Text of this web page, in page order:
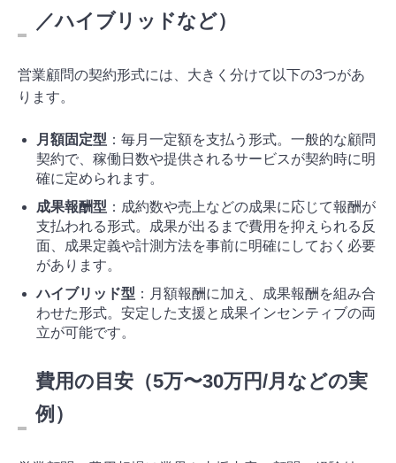
／ハイブリッドなど）
営業顧問の契約形式には、大きく分けて以下の3つがあ
ります。
月額固定型 ：毎月一定額を支払う形式。一般的な顧問
契約で、稼働日数や提供されるサービスが契約時に明
確に定められます。
成果報酬型 ：成約数や売上などの成果に応じて報酬が
支払われる形式。成果が出るまで費用を抑えられる反
面、成果定義や計測方法を事前に明確にしておく必要
があります。
ハイブリッド型 ：月額報酬に加え、成果報酬を組み合
わせた形式。安定した支援と成果インセンティブの両
立が可能です。
費用の目安（5万〜30万円/月などの実
例）